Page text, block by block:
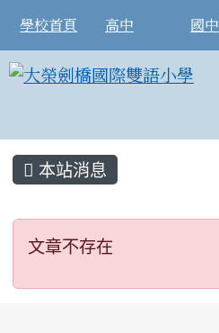
學校首頁 高中 國中
本站消息
文章不存在
文章不存在